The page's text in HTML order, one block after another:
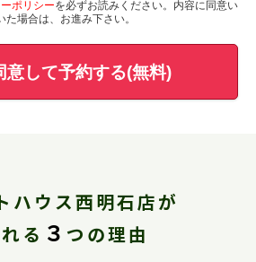
ポリシーを必ずお読みください。内容に同意い
た場合は、お進み下さい。
意して予約する(無料)
ハウス西明石店が
る ３ つの理由